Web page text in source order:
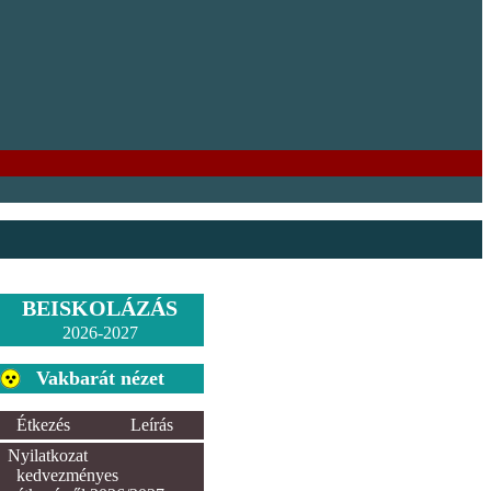
BEISKOLÁZÁS
2026-2027
Vakbarát nézet
Étkezés
Leírás
Nyilatkozat
kedvezményes